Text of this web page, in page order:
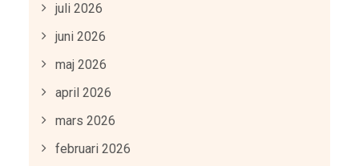
juli 2026
juni 2026
maj 2026
april 2026
mars 2026
februari 2026